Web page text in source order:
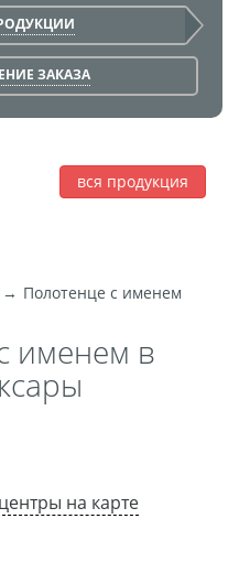
ЗАКАЗА
вся продукция
Полотенце с именем
именем в
на карте